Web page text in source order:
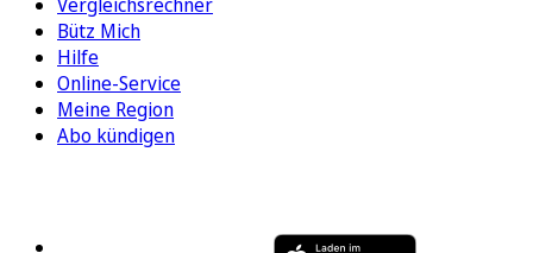
Bütz Mich
Hilfe
Online-Service
Meine Region
Abo kündigen